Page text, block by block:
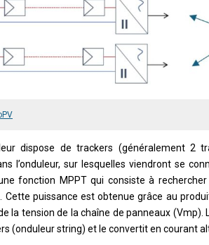
dispose de trackers (généralement 2
l’onduleur, sur lesquelles viendront se
fonction MPPT qui consiste à
Cette puissance est obtenue grâce au
la tension de la chaîne de panneaux (Vmp).
(onduleur string) et le convertit en courant